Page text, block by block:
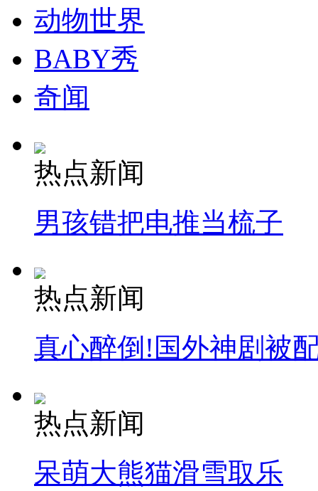
司机酒驾遇交警 急速倒车逃窜
动物世界
BABY秀
奇闻
热点新闻
男孩错把电推当梳子
热点新闻
真心醉倒!国外神剧被
热点新闻
呆萌大熊猫滑雪取乐